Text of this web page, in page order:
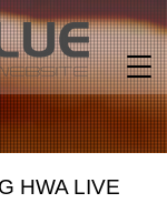
HWA LIVE